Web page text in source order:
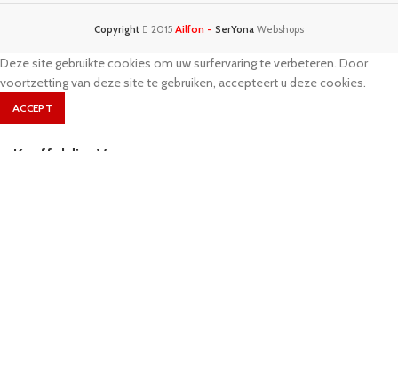
Copyright 2015 Ailfon - SerYona Webshops
Deze site gebruikte cookies om uw surfervaring te verbeteren. Door
voortzetting van deze site te gebruiken, accepteert u deze cookies.
ACCEPT
Knuffeldier Vos